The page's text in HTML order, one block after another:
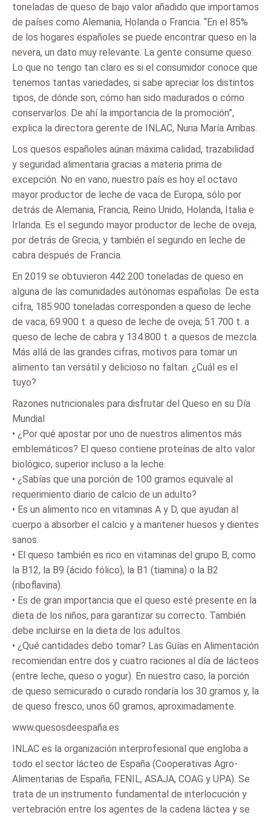
toneladas de queso de bajo valor añadido que importamos
de países como Alemania, Holanda o Francia. “En el 85%
de los hogares españoles se puede encontrar queso en la
nevera, un dato muy relevante. La gente consume queso.
Lo que no tengo tan claro es si el consumidor conoce que
tenemos tantas variedades, si sabe apreciar los distintos
tipos, de dónde son, cómo han sido madurados o cómo
conservarlos. De ahí la importancia de la promoción”,
explica la directora gerente de INLAC, Nuria María Arribas.
Los quesos españoles aúnan máxima calidad, trazabilidad
y seguridad alimentaria gracias a materia prima de
excepción. No en vano, nuestro país es hoy el octavo
mayor productor de leche de vaca de Europa, sólo por
detrás de Alemania, Francia, Reino Unido, Holanda, Italia e
Irlanda. Es el segundo mayor productor de leche de oveja,
por detrás de Grecia, y también el segundo en leche de
cabra después de Francia.
En 2019 se obtuvieron 442.200 toneladas de queso en
alguna de las comunidades autónomas españolas. De esta
cifra, 185.900 toneladas corresponden a queso de leche
de vaca; 69.900 t. a queso de leche de oveja; 51.700 t. a
queso de leche de cabra y 134.800 t. a quesos de mezcla.
Más allá de las grandes cifras, motivos para tomar un
alimento tan versátil y delicioso no faltan. ¿Cuál es el
tuyo?
Razones nutricionales para disfrutar del Queso en su Día
Mundial
• ¿Por qué apostar por uno de nuestros alimentos más
emblemáticos? El queso contiene proteínas de alto valor
biológico, superior incluso a la leche.
• ¿Sabías que una porción de 100 gramos equivale al
requerimiento diario de calcio de un adulto?
• Es un alimento rico en vitaminas A y D, que ayudan al
cuerpo a absorber el calcio y a mantener huesos y dientes
sanos.
• El queso también es rico en vitaminas del grupo B, como
la B12, la B9 (ácido fólico), la B1 (tiamina) o la B2
(riboflavina).
• Es de gran importancia que el queso esté presente en la
dieta de los niños, para garantizar su correcto. También
debe incluirse en la dieta de los adultos.
• ¿Qué cantidades debo tomar? Las Guías en Alimentación
recomiendan entre dos y cuatro raciones al día de lácteos
(entre leche, queso o yogur). En nuestro caso, la porción
de queso semicurado o curado rondaría los 30 gramos y, la
de queso fresco, unos 60 gramos, aproximadamente.
www.quesosdeespaña.es
INLAC es la organización interprofesional que engloba a
todo el sector lácteo de España (Cooperativas Agro-
Alimentarias de España, FENIL, ASAJA, COAG y UPA). Se
trata de un instrumento fundamental de interlocución y
vertebración entre los agentes de la cadena láctea y se